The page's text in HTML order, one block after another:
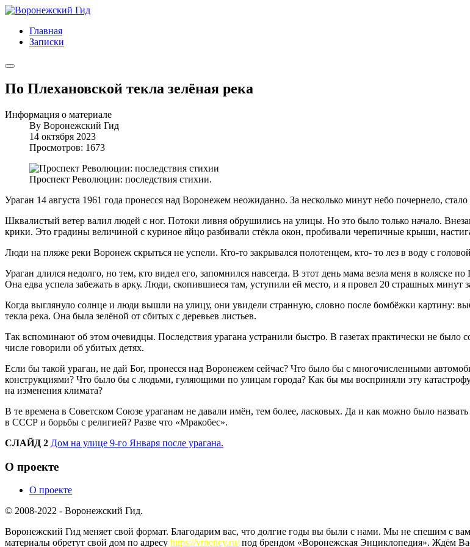
Главная
Записки
По Плехановской текла зелёная река
Информация о материале
By Воронежский Гид
14 октября 2023
Просмотров: 1673
Проспект Революции: последствия стихии.
Ураган 14 августа 1961 года пронесся над Воронежем неожиданно. За несколько минут небо почернело, стало
Шквалистый ветер валил людей с ног. Потоки ливня обрушились на улицы. Но это было только начало.
крики. Это градины величиной с куриное яйцо разбивали стёкла окон, пробивали черепичные крыши,
Люди на пляже реки Воронеж скрыться не успели. Кто-то закрывался полотенцем, кто- то лез в воду с
Ураган длился недолго, но тем, кто видел его, запомнился навсегда. В этот день мама везла меня в
Она едва успела забежать в арку. Люди, скопившиеся там, уступили ей место, и я провел 20 страшных минут
Когда выглянуло солнце и люди вышли на улицу, они увидели странную, словно после бомбёжки картину:
текла река. Она была зелёной от сбитых с деревьев листьев.
Так вспоминают об этом очевидцы. Последствия урагана устранили быстро. В газетах практически не
числе говорили об убитых детях.
Если бы такой ураган, не дай Бог, пронесся над Воронежем сейчас? Что было бы с многочисленными
конструкциями? Что было бы с людьми, гуляющими по улицам города? Как бы мы восприняли эту
на изменения климата?
В те времена в Советском Союзе ураганам не давали имён, тем более, ласковых. Да и как можно было
в СССР и борьбы с религией? Разве что «Мракобес».
СЛАЙД 2 Дом на улице 9-го Января после урагана.
О проекте
О проекте
© 2008-2022 - Воронежский Гид.
Воронежский Гид меняет свой формат. Благодарим вас, что долгие годы вы были с нами. Мы не спешим с
материалы обретут свой дом по адресу https://vrnency.ru/под брендом «Воронежская Энциклопедия». Ждём